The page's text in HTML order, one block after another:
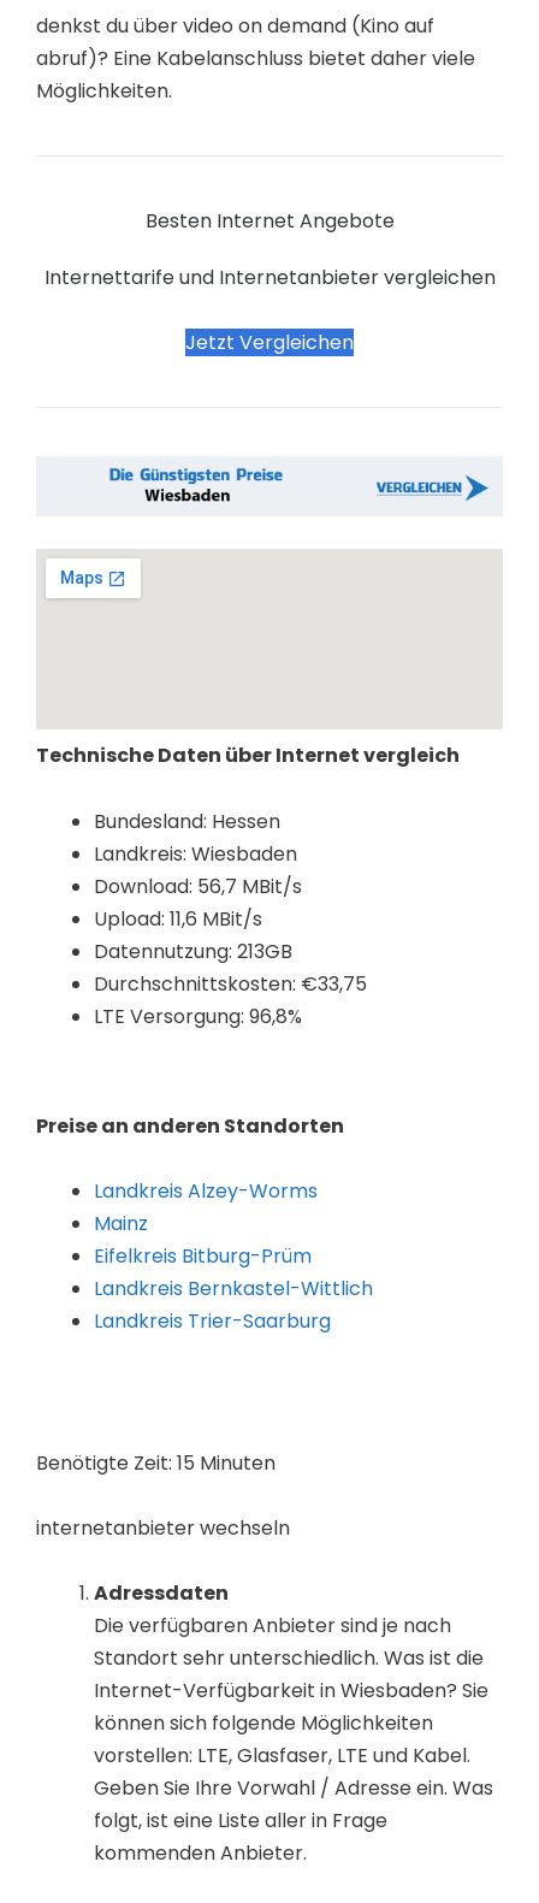
denkst du über video on demand (Kino auf
abruf)? Eine Kabelanschluss bietet daher viele
Möglichkeiten.
Besten Internet Angebote
Internettarife und Internetanbieter vergleichen
Jetzt Vergleichen
Technische Daten über Internet vergleich
Bundesland: Hessen
Landkreis: Wiesbaden
Download: 56,7 MBit/s
Upload: 11,6 MBit/s
Datennutzung: 213GB
Durchschnittskosten: €33,75
LTE Versorgung: 96,8%
Preise an anderen Standorten
Landkreis Alzey-Worms
Mainz
Eifelkreis Bitburg-Prüm
Landkreis Bernkastel-Wittlich
Landkreis Trier-Saarburg
Benötigte Zeit: 15 Minuten
internetanbieter wechseln
Adressdaten
Die verfügbaren Anbieter sind je nach
Standort sehr unterschiedlich. Was ist die
Internet-Verfügbarkeit in Wiesbaden? Sie
können sich folgende Möglichkeiten
vorstellen: LTE, Glasfaser, LTE und Kabel.
Geben Sie Ihre Vorwahl / Adresse ein. Was
folgt, ist eine Liste aller in Frage
kommenden Anbieter.